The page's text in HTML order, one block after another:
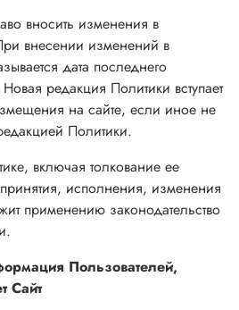
вносить изменения в
внесении изменений в
дата последнего
редакция Политики вступает
на сайте, если иное не
Политики.
включая толкование ее
исполнения, изменения
применению законодательство
Пользователей,
Сайт